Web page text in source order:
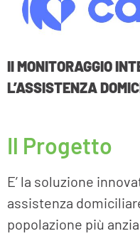
Il MONITORAGGIO
L’ASSISTENZA
Il Progetto
E’ la soluzione
assistenza
popolazione più